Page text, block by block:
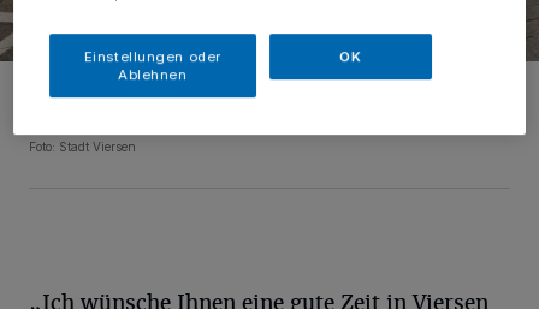
Fedele Maura Friede (Mitte) wurde von Florian Peters-Messer
(Stiftung), Jutta Pitzen (städtische Galerie), Nicola Nilles
Foto: Stadt Viersen
„Ich wünsche Ihnen eine gute Zeit in Viersen
Einstellungen oder
Ablehnen
OK